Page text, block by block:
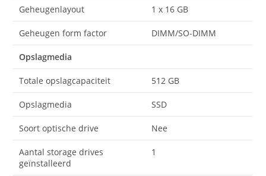
Geheugenlayout 1 x 16 GB
Geheugen form factor DIMM/SO-DIMM
Opslagmedia
Totale opslagcapaciteit 512 GB
Opslagmedia SSD
Soort optische drive Nee
Aantal storage drives
geïnstalleerd
1